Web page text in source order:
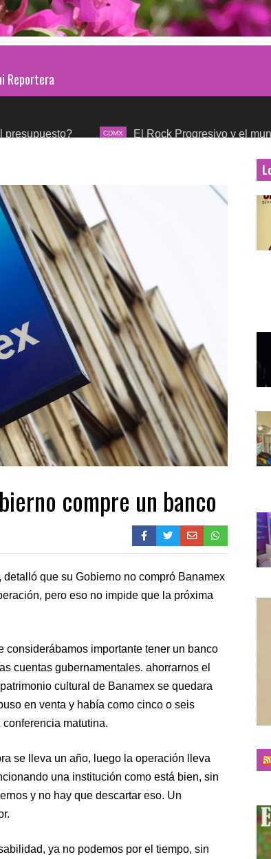
Reportera
CDMX El Rock Progresivo y el mundo
compre un banco
que su Gobierno no compró Banamex
pero eso no impide que la próxima
considerábamos importante tener un banco
cuentas gubernamentales. ahorrarnos el
cultural de Banamex se quedara
en venta y había como cinco o seis
matutina.
se lleva un año, luego la operación lleva
una institución como está bien, sin
y no hay que descartar eso. Un
ya no podemos por el tiempo, sin